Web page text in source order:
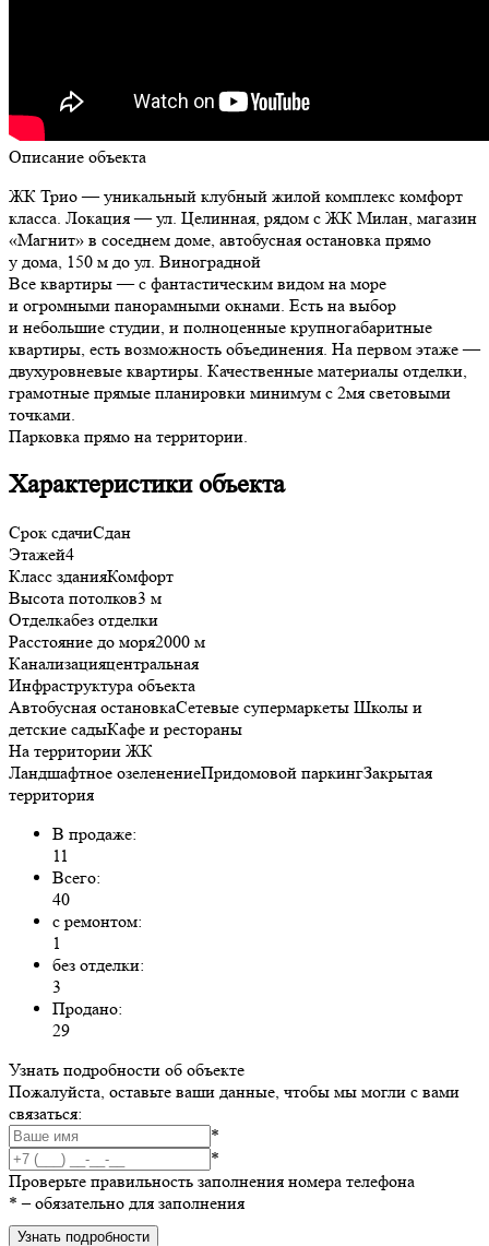
Описание объекта
ЖК Трио — уникальный клубный жилой комплекс комфорт
класса. Локация — ул. Целинная, рядом с ЖК Милан, магазин
«Магнит» в соседнем доме, автобусная остановка прямо
у дома, 150 м до ул. Виноградной
Все квартиры — с фантастическим видом на море
и огромными панорамными окнами. Есть на выбор
и небольшие студии, и полноценные крупногабаритные
квартиры, есть возможность объединения. На первом этаже —
двухуровневые квартиры. Качественные материалы отделки,
грамотные прямые планировки минимум с 2мя световыми
точками.
Парковка прямо на территории.
Характеристики объекта
Срок сдачиСдан
Этажей4
Класс зданияКомфорт
Высота потолков3 м
Отделкабез отделки
Расстояние до моря2000 м
Канализацияцентральная
Инфраструктура объекта
Автобусная остановкаСетевые супермаркеты Школы и
детские садыКафе и рестораны
На территории ЖК
Ландшафтное озеленениеПридомовой паркингЗакрытая
территория
В продаже:
11
Всего:
40
с ремонтом:
1
без отделки:
3
Продано:
29
Узнать подробности об объекте
Пожалуйста, оставьте ваши данные, чтобы мы могли с вами
связаться:
*
*
Проверьте правильность заполнения номера телефона
* – обязательно для заполнения
Узнать подробности